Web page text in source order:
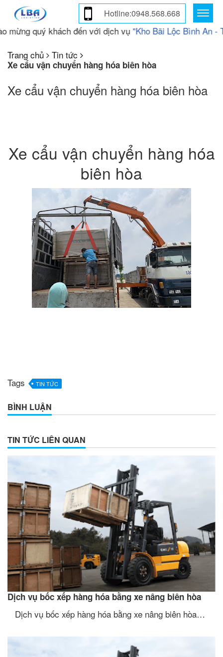
Hotline:0948.568.668
quý khách đến với dịch vụ"Kho Bãi Lộc Bình An -
Trang chủ
Tin tức
Xe cẩu vận chuyển hàng hóa biên hòa
Xe cẩu vận chuyển hàng hóa biên hòa
Xe cẩu vận chuyển hàng hóa
biên hòa
Tags TIN TỨC
BÌNH LUẬN
TIN TỨC LIÊN QUAN
Dịch vụ bốc xếp hàng hóa bằng xe nâng biên hòa
Dịch vụ bốc xếp hàng hóa bằng xe nâng biên hòa…